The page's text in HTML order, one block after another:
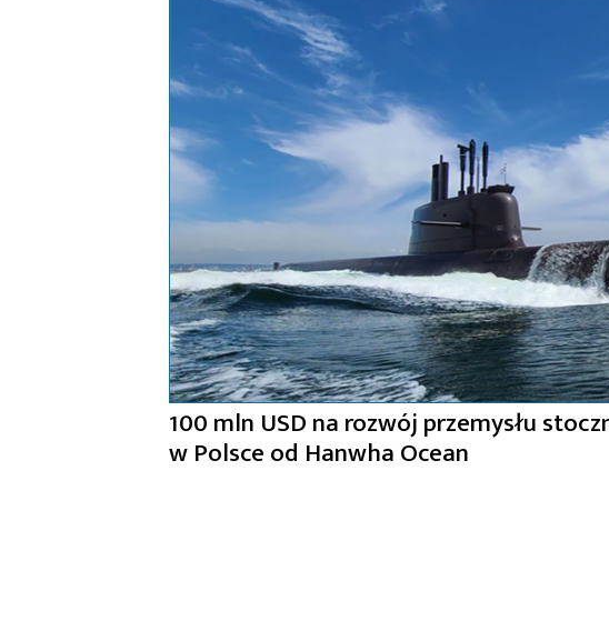
100 mln USD na rozwój przemysłu
w Polsce od Hanwha Ocean